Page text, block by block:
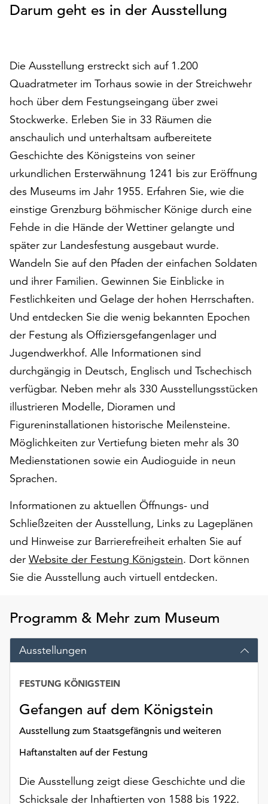
auf
alle
Cookies
zu
akzeptieren.
Sie
können
Ihr
Einverständnis
jederzeit
ändern
und
widerrufen.
Dafür
steht
Ihnen
Ende
der
Seite
die
Schaltfläche
„Cookie-
Einstellungen“
Verfügung.
Funktionale
Cookies
werden
auch
ohne
Ihr
weiterhin
ausgeführt.
Möchten
Sie
die
verwendeten
anpassen,
erreichen
Sie
die
über
Schaltfläche
Weitere
Informationen
Sie
Darum geht es in der Ausstellung
Die Ausstellung erstreckt sich auf 1.200
Quadratmeter im Torhaus sowie in der Streichwehr
hoch über dem Festungseingang über zwei
Stockwerke. Erleben Sie in 33 Räumen die
anschaulich und unterhaltsam aufbereitete
Geschichte des Königsteins von seiner
urkundlichen Ersterwähnung 1241 bis zur Eröffnung
des Museums im Jahr 1955. Erfahren Sie, wie die
einstige Grenzburg böhmischer Könige durch eine
Fehde in die Hände der Wettiner gelangte und
später zur Landesfestung ausgebaut wurde.
Wandeln Sie auf den Pfaden der einfachen Soldaten
und ihrer Familien. Gewinnen Sie Einblicke in
Festlichkeiten und Gelage der hohen Herrschaften.
Und entdecken Sie die wenig bekannten Epochen
der Festung als Offiziersgefangenlager und
Jugendwerkhof. Alle Informationen sind
durchgängig in Deutsch, Englisch und Tschechisch
verfügbar. Neben mehr als 330 Ausstellungsstücken
illustrieren Modelle, Dioramen und
Figureninstallationen historische Meilensteine.
Möglichkeiten zur Vertiefung bieten mehr als 30
Medienstationen sowie ein Audioguide in neun
Sprachen.
Informationen zu aktuellen Öffnungs- und
Schließzeiten der Ausstellung, Links zu Lageplänen
und Hinweise zur Barrierefreiheit erhalten Sie auf
der Website der Festung Königstein. Dort können
Sie die Ausstellung auch virtuell entdecken.
Programm & Mehr zum Museum
Ausstellungen
Gefangen auf dem Königstein
Ausstellung zum Staatsgefängnis und weiteren
Haftanstalten auf der Festung
FESTUNG KÖNIGSTEIN
Die Ausstellung zeigt diese Geschichte und die
Schicksale der Inhaftierten von 1588 bis 1922.
Datum